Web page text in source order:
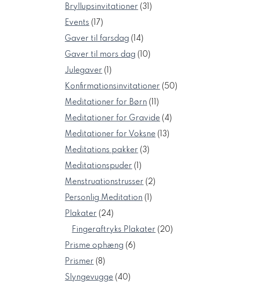
varer
Bryllupsinvitationer 3131
Events 1717
varer
Gaver til farsdag 1414
varer
Gaver til mors dag 1010
Julegaver 11
vare
Konfirmationsinvitationer 5050
Meditationer for Børn 1111
varer
Meditationer for Gravide 44
Meditationer for Voksne 1313
Meditations pakker 33
Meditationspuder 11
vare
Menstruationstrusser 22
Personlig Meditation 11
Plakater 2424
varer
Fingeraftryks Plakater 2020
Prisme ophæng 66
Prismer 88
varer
Slyngevugge 4040